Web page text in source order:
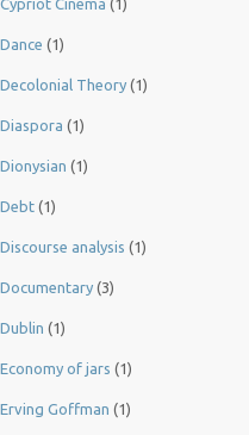
Dance (1)
Decolonial Theory (1)
Diaspora (1)
Dionysian (1)
Debt (1)
Discourse analysis (1)
Documentary (3)
Dublin (1)
Economy of jars (1)
Erving Goffman (1)